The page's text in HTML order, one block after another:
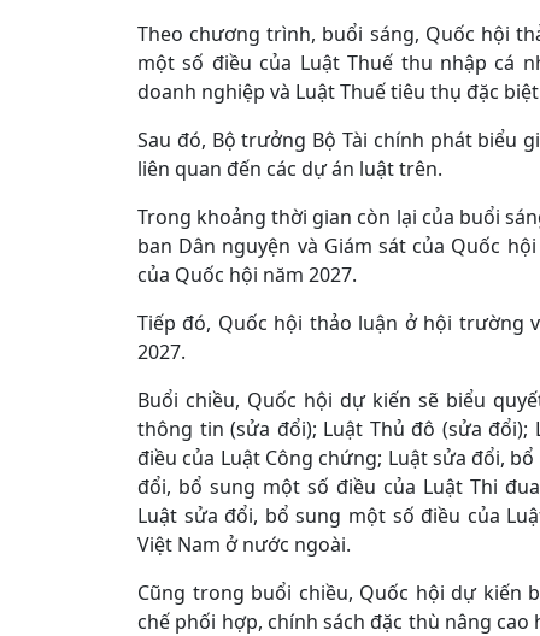
Theo chương trình, buổi sáng, Quốc hội
một số điều của Luật Thuế thu nhập cá
doanh nghiệp và Luật Thuế tiêu thụ đặc
Sau đó, Bộ trưởng Bộ Tài chính phát biểu
liên quan đến các dự án luật trên.
Trong khoảng thời gian còn lại của buổi
ban Dân nguyện và Giám sát của Quốc
của Quốc hội năm 2027.
Tiếp đó, Quốc hội thảo luận ở hội trường
2027.
Buổi chiều, Quốc hội dự kiến sẽ biểu
thông tin (sửa đổi); Luật Thủ đô (sửa
điều của Luật Công chứng; Luật sửa đổi,
đổi, bổ sung một số điều của Luật Thi
Luật sửa đổi, bổ sung một số điều của
Việt Nam ở nước ngoài.
Cũng trong buổi chiều, Quốc hội dự kiến
chế phối hợp, chính sách đặc thù nâng